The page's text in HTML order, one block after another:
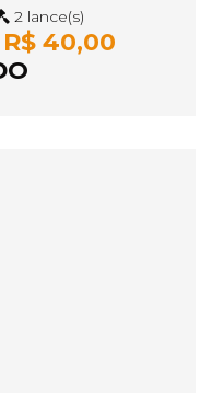
2 lance(s)
40,00